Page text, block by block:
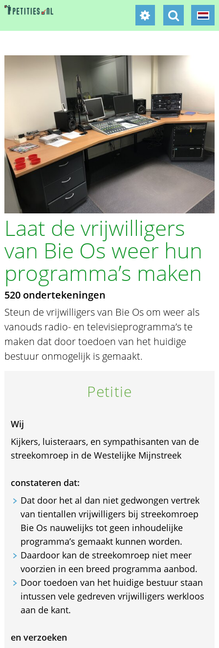
Laat de vrijwilligers
van Bie Os weer hun
programma’s maken
520 ondertekeningen
Steun de vrijwilligers van Bie Os om weer als
vanouds radio- en televisieprogramma’s te
maken dat door toedoen van het huidige
bestuur onmogelijk is gemaakt.
Petitie
Wij
Kijkers, luisteraars, en sympathisanten van de
streekomroep in de Westelijke Mijnstreek
constateren dat:
Dat door het al dan niet gedwongen vertrek
van tientallen vrijwilligers bij streekomroep
Bie Os nauwelijks tot geen inhoudelijke
programma’s gemaakt kunnen worden.
Daardoor kan de streekomroep niet meer
voorzien in een breed programma aanbod.
Door toedoen van het huidige bestuur staan
intussen vele gedreven vrijwilligers werkloos
aan de kant.
en verzoeken